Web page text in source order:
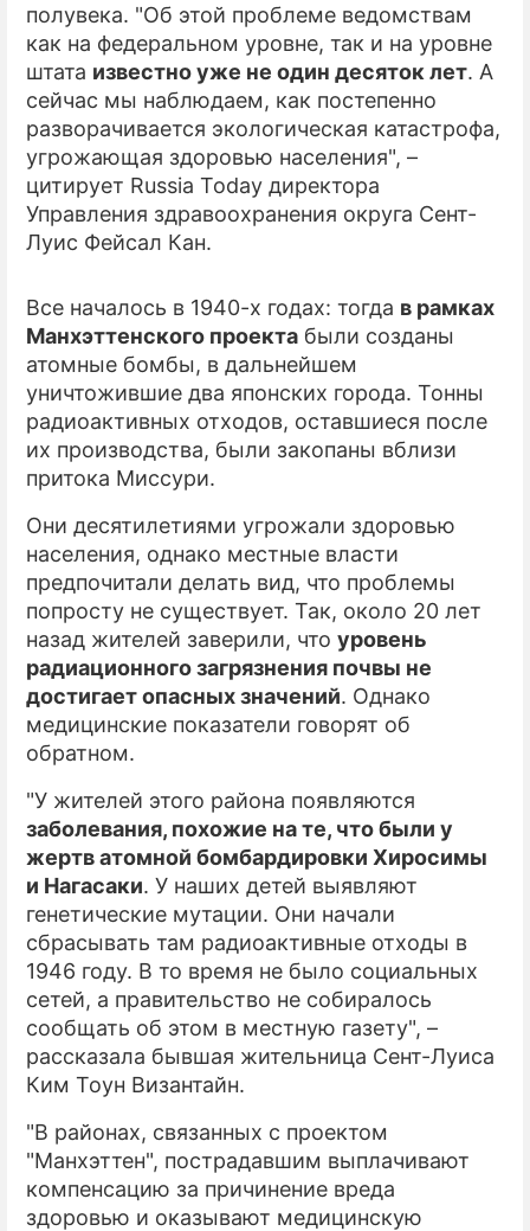
полувека. "Об этой проблеме ведомствам
как на федеральном уровне, так и на уровне
штата известно уже не один десяток лет. А
сейчас мы наблюдаем, как постепенно
разворачивается экологическая катастрофа,
угрожающая здоровью населения", –
цитирует Russia Today директора
Управления здравоохранения округа Сент-
Луис Фейсал Кан.
Все началось в 1940-х годах: тогда в рамках
Манхэттенского проекта были созданы
атомные бомбы, в дальнейшем
уничтожившие два японских города. Тонны
радиоактивных отходов, оставшиеся после
их производства, были закопаны вблизи
притока Миссури.
Они десятилетиями угрожали здоровью
населения, однако местные власти
предпочитали делать вид, что проблемы
попросту не существует. Так, около 20 лет
назад жителей заверили, что уровень
радиационного загрязнения почвы не
достигает опасных значений. Однако
медицинские показатели говорят об
обратном.
"У жителей этого района появляются
заболевания, похожие на те, что были у
жертв атомной бомбардировки Хиросимы
и Нагасаки. У наших детей выявляют
генетические мутации. Они начали
сбрасывать там радиоактивные отходы в
1946 году. В то время не было социальных
сетей, а правительство не собиралось
сообщать об этом в местную газету", –
рассказала бывшая жительница Сент-Луиса
Ким Тоун Византайн.
"В районах, связанных с проектом
"Манхэттен", пострадавшим выплачивают
компенсацию за причинение вреда
здоровью и оказывают медицинскую